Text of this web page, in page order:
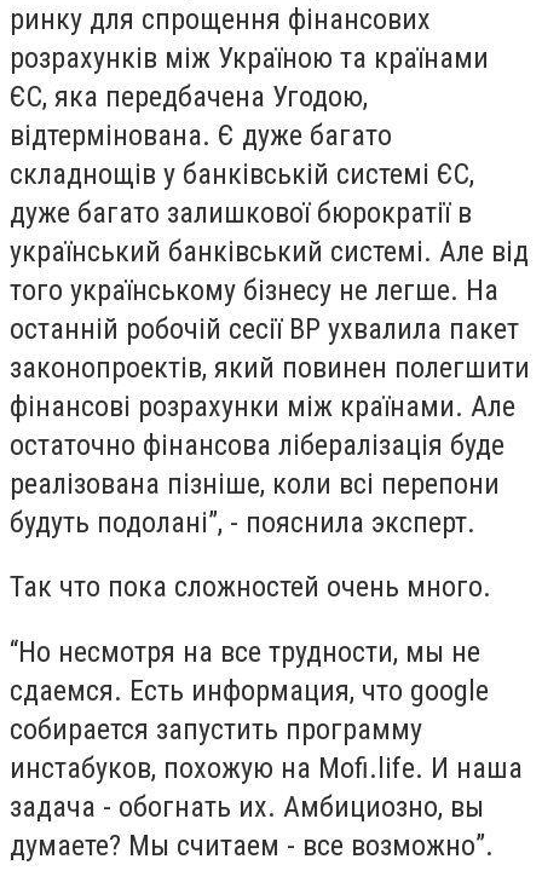
ринку для спрощення фінансових
розрахунків між Україною та країнами
ЄС, яка передбачена Угодою,
відтермінована. Є дуже багато
складнощів у банківській системі ЄС,
дуже багато залишкової бюрократії в
український банківський системі. Але від
того українському бізнесу не легше. На
останній робочій сесії ВР ухвалила пакет
законопроектів, який повинен полегшити
фінансові розрахунки між країнами. Але
остаточно фінансова лібералізація буде
реалізована пізніше, коли всі перепони
будуть подолані”, - пояснила эксперт.
Так что пока сложностей очень много.
“Но несмотря на все трудности, мы не
сдаемся. Есть информация, что google
собирается запустить программу
инстабуков, похожую на Mofi.life. И наша
задача - обогнать их. Амбициозно, вы
думаете? Мы считаем - все возможно”.